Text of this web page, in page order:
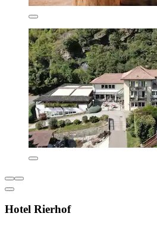
Hotel Rierhof